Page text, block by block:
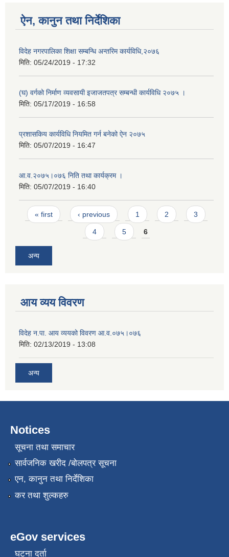
ऐन, कानुन तथा निर्देशिका
विदेह नगरपालिका शिक्षा सम्बन्धि अन्तरिम कार्यविधि,२०७६
मिति: 05/24/2019 - 17:32
(घ) वर्गको निर्माण व्यवसायी इजाजतपत्र सम्बन्धी कार्यविधि २०७५ ।
मिति: 05/17/2019 - 16:58
प्रशासकिय कार्यविधि नियमित गर्न बनेको ऐन २०७५
मिति: 05/07/2019 - 16:47
आ.व.२०७५।०७६ निति तथा कार्यक्रम ।
मिति: 05/07/2019 - 16:40
Pages
« first ‹ previous 1 2 3
4 5 6
अन्य
आय व्यय विवरण
विदेह न.पा. आय व्ययको विवरण आ.व.०७५।०७६
मिति: 02/13/2019 - 13:08
अन्य
Notices
सूचना तथा समाचार
सार्वजनिक खरीद /बोलपत्र सूचना
एन, कानुन तथा निर्देशिका
कर तथा शुल्कहरु
eGov services
घटना दर्ता